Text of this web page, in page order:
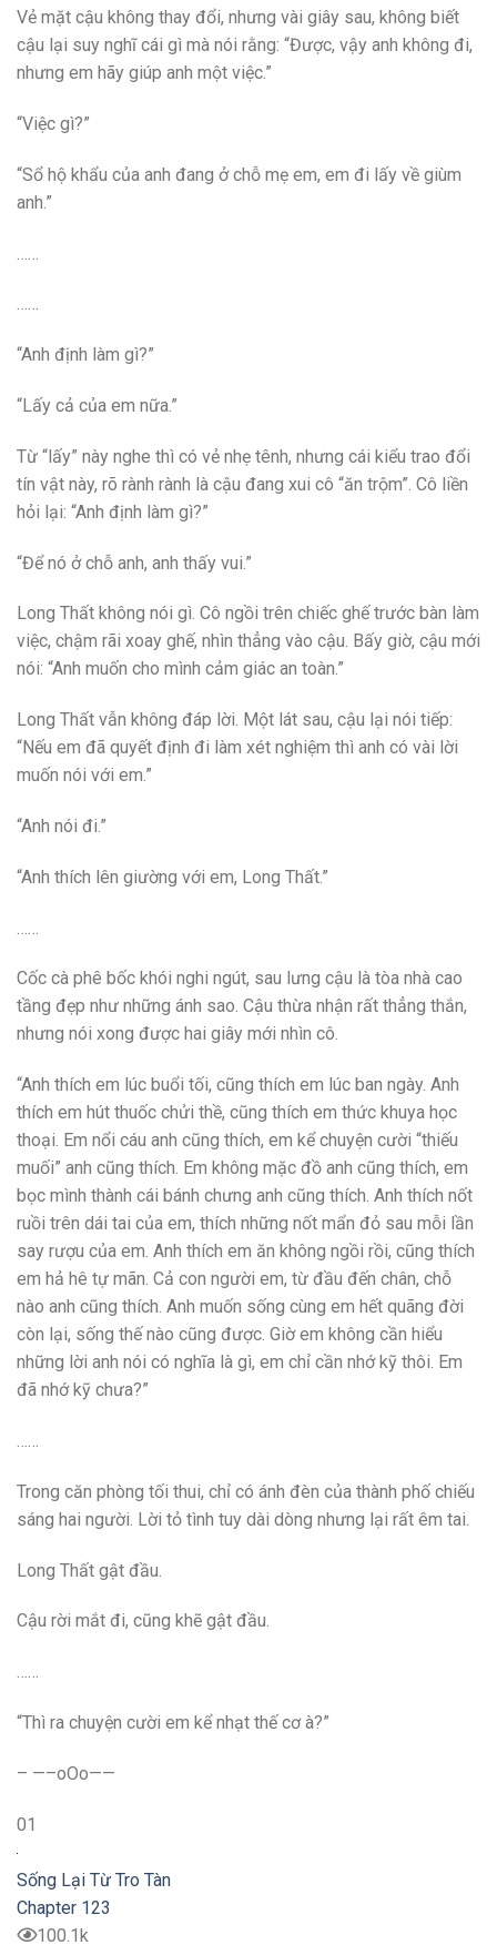
Vẻ mặt cậu không thay đổi, nhưng vài giây sau, không biết
cậu lại suy nghĩ cái gì mà nói rằng: “Được, vậy anh không đi,
nhưng em hãy giúp anh một việc.”
“Việc gì?”
“Sổ hộ khẩu của anh đang ở chỗ mẹ em, em đi lấy về giùm
anh.”
……
“Anh định làm gì?”
“Lấy cả của em nữa.”
Từ “lấy” này nghe thì có vẻ nhẹ tênh, nhưng cái kiểu trao đổi
tín vật này, rõ rành rành là cậu đang xui cô “ăn trộm”. Cô liền
hỏi lại: “Anh định làm gì?”
“Để nó ở chỗ anh, anh thấy vui.”
Long Thất không nói gì. Cô ngồi trên chiếc ghế trước bàn làm
việc, chậm rãi xoay ghế, nhìn thẳng vào cậu. Bấy giờ, cậu mới
nói: “Anh muốn cho mình cảm giác an toàn.”
Long Thất vẫn không đáp lời. Một lát sau, cậu lại nói tiếp:
“Nếu em đã quyết định đi làm xét nghiệm thì anh có vài lời
muốn nói với em.”
“Anh nói đi.”
“Anh thích lên giường với em, Long Thất.”
Cốc cà phê bốc khói nghi ngút, sau lưng cậu là tòa nhà cao
tầng đẹp như những ánh sao. Cậu thừa nhận rất thẳng thắn,
nhưng nói xong được hai giây mới nhìn cô.
“Anh thích em lúc buổi tối, cũng thích em lúc ban ngày. Anh
thích em hút thuốc chửi thề, cũng thích em thức khuya học
thoại. Em nổi cáu anh cũng thích, em kể chuyện cười “thiếu
muối” anh cũng thích. Em không mặc đồ anh cũng thích, em
bọc mình thành cái bánh chưng anh cũng thích. Anh thích nốt
ruồi trên dái tai của em, thích những nốt mẩn đỏ sau mỗi lần
say rượu của em. Anh thích em ăn không ngồi rồi, cũng thích
em hả hê tự mãn. Cả con người em, từ đầu đến chân, chỗ
nào anh cũng thích. Anh muốn sống cùng em hết quãng đời
còn lại, sống thế nào cũng được. Giờ em không cần hiểu
những lời anh nói có nghĩa là gì, em chỉ cần nhớ kỹ thôi. Em
đã nhớ kỹ chưa?”
……
Trong căn phòng tối thui, chỉ có ánh đèn của thành phố chiếu
sáng hai người. Lời tỏ tình tuy dài dòng nhưng lại rất êm tai.
Long Thất gật đầu.
Cậu rời mắt đi, cũng khẽ gật đầu.
……
“Thì ra chuyện cười em kể nhạt thế cơ à?”
– —–oOo——
01
Sống Lại Từ Tro Tàn
Chapter 123
100.1k